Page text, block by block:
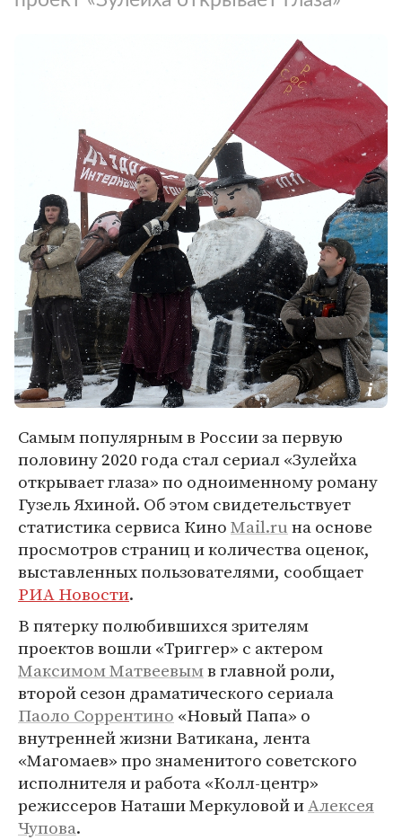
Самым популярным в России за первую
половину 2020 года стал сериал «Зулейха
открывает глаза» по одноименному роману
Гузель Яхиной. Об этом свидетельствует
статистика сервиса КиноMail.ruна основе
просмотров страниц и количества оценок,
выставленных пользователями, сообщает
РИА Новости.
В пятерку полюбившихся зрителям
проектов вошли «Триггер» с актером
Максимом Матвеевымв главной роли,
второй сезон драматического сериала
Паоло Соррентино «Новый Папа» о
внутренней жизни Ватикана, лента
«Магомаев» про знаменитого советского
исполнителя и работа «Колл-центр»
режиссеров Наташи Меркуловой иАлексея
Чупова.